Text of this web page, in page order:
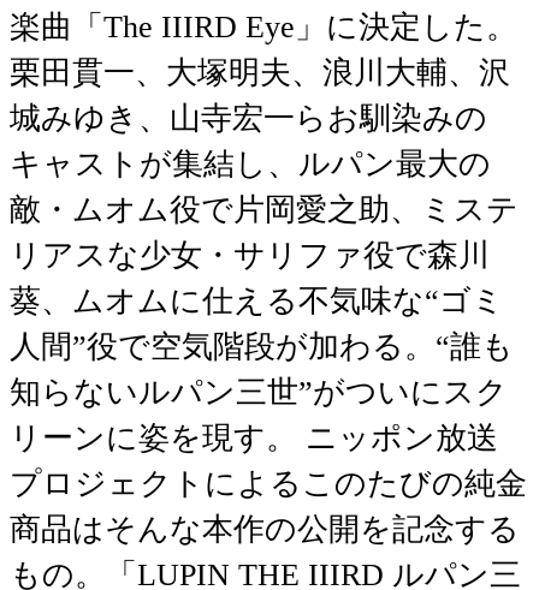
楽曲「The IIIRD Eye」に決定した。
栗田貫一、大塚明夫、浪川大輔、沢
城みゆき、山寺宏一らお馴染みの
キャストが集結し、ルパン最大の
敵・ムオム役で片岡愛之助、ミステ
リアスな少女・サリファ役で森川
葵、ムオムに仕える不気味な“ゴミ
人間”役で空気階段が加わる。“誰も
知らないルパン三世”がついにスク
リーンに姿を現す。 ニッポン放送
プロジェクトによるこのたびの純金
商品はそんな本作の公開を記念する
もの。「LUPIN THE IIIRD ルパン三